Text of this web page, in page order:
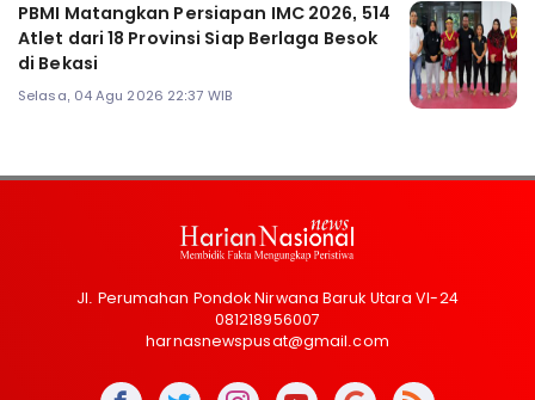
PBMI Matangkan Persiapan IMC 2026, 514
Atlet dari 18 Provinsi Siap Berlaga Besok
di Bekasi
Selasa, 04 Agu 2026 22:37 WIB
Jl. Perumahan Pondok Nirwana Baruk Utara VI-24
081218956007
harnasnewspusat@gmail.com